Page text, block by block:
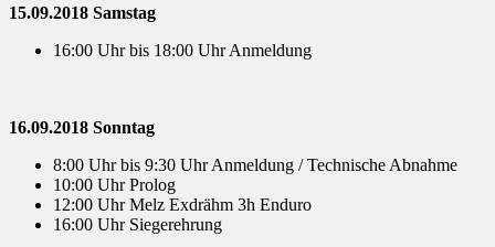
15.09.2018 Samstag
16:00 Uhr bis 18:00 Uhr Anmeldung
16.09.2018 Sonntag
8:00 Uhr bis 9:30 Uhr Anmeldung / Technische Abnahme
10:00 Uhr Prolog
12:00 Uhr Melz Exdrähm 3h Enduro
16:00 Uhr Siegerehrung